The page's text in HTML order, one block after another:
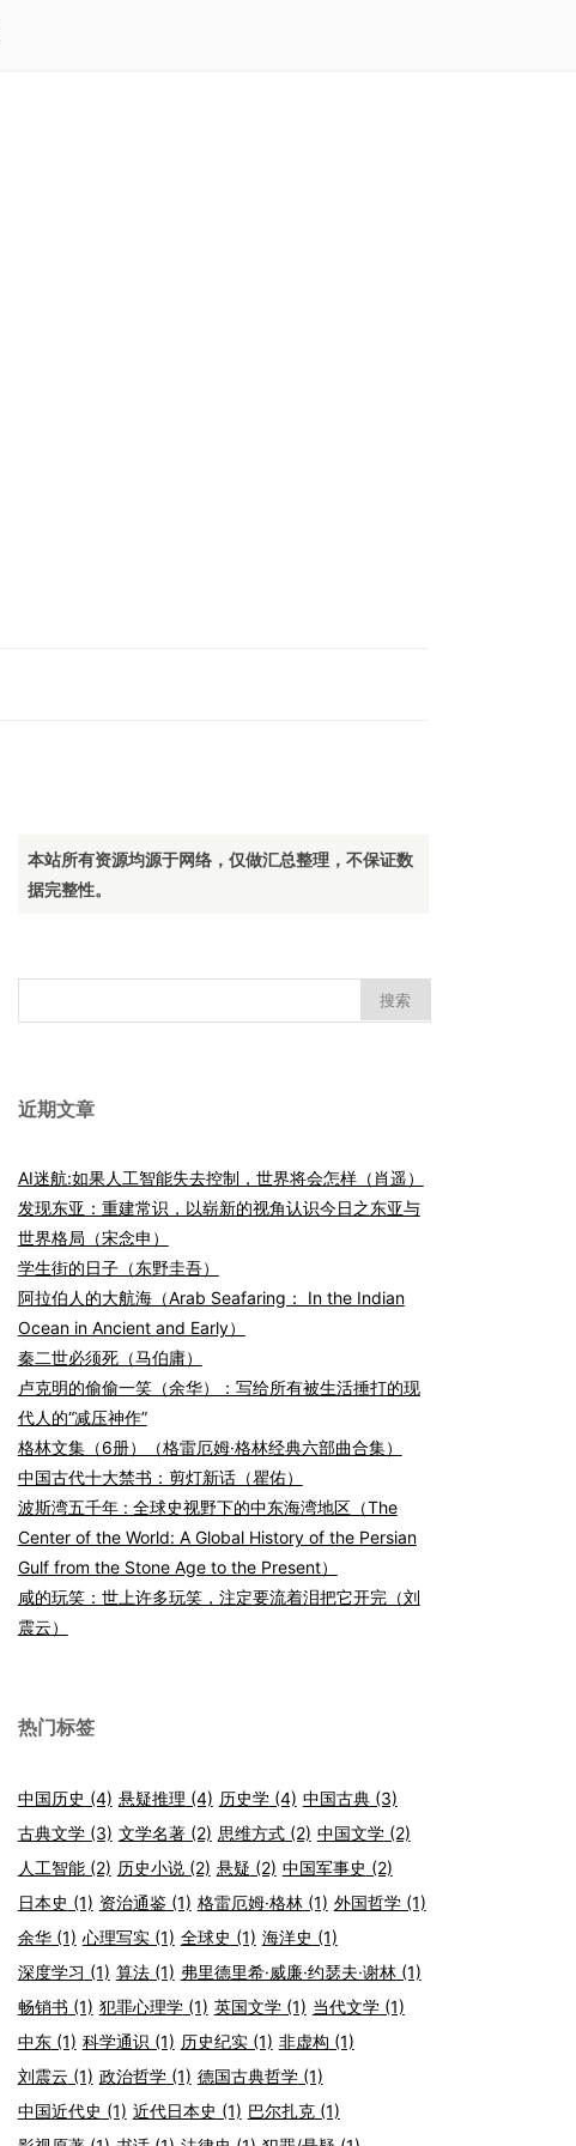
本站所有资源均源于网络，仅做汇总整理，不保证数
据完整性。
索：
近期文章
AI迷航:如果人工智能失去控制，世界将会怎样（肖遥）
发现东亚：重建常识，以崭新的视角认识今日之东亚与
世界格局（宋念申）
学生街的日子（东野圭吾）
阿拉伯人的大航海（Arab Seafaring： In the Indian
Ocean in Ancient and Early）
秦二世必须死（马伯庸）
卢克明的偷偷一笑（余华）：写给所有被生活捶打的现
代人的“减压神作”
格林文集（6册）（格雷厄姆·格林经典六部曲合集）
中国古代十大禁书：剪灯新话（瞿佑）
波斯湾五千年 : 全球史视野下的中东海湾地区（The
Center of the World: A Global History of the Persian
Gulf from the Stone Age to the Present）
咸的玩笑：世上许多玩笑，注定要流着泪把它开完（刘
震云）
热门标签
中国历史 (4) 悬疑推理 (4) 历史学(4) 中国古典(3)
古典文学(3) 文学名著(2) 思维方式(2) 中国文学(2)
人工智能(2) 历史小说(2) 悬疑 (2) 中国军事史 (2)
日本史 (1) 资治通鉴(1) 格雷厄姆·格林(1) 外国哲学(1)
余华(1) 心理写实(1) 全球史 (1) 海洋史 (1)
深度学习 (1) 算法(1) 弗里德里希·威廉·约瑟夫·谢林(1)
畅销书 (1) 犯罪心理学(1) 英国文学(1) 当代文学(1)
中东(1) 科学通识 (1) 历史纪实(1) 非虚构 (1)
刘震云 (1) 政治哲学(1) 德国古典哲学(1)
中国近代史 (1) 近代日本史 (1) 巴尔扎克(1)